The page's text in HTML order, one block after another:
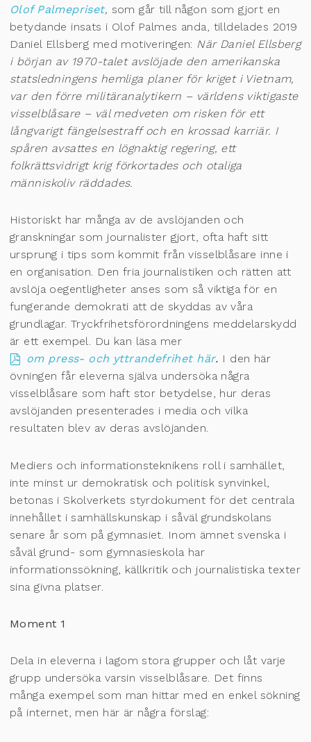
Olof Palmepriset, som går till någon som gjort en
betydande insats i Olof Palmes anda, tilldelades 2019
Daniel Ellsberg med motiveringen: När Daniel Ellsberg
i början av 1970-talet avslöjade den amerikanska
statsledningens hemliga planer för kriget i Vietnam,
var den förre militäranalytikern – världens viktigaste
visselblåsare – väl medveten om risken för ett
långvarigt fängelsestraff och en krossad karriär. I
spåren avsattes en lögnaktig regering, ett
folkrättsvidrigt krig förkortades och otaliga
människoliv räddades.
Historiskt har många av de avslöjanden och
granskningar som journalister gjort, ofta haft sitt
ursprung i tips som kommit från visselblåsare inne i
en organisation. Den fria journalistiken och rätten att
avslöja oegentligheter anses som så viktiga för en
fungerande demokrati att de skyddas av våra
grundlagar. Tryckfrihetsförordningens meddelarskydd
är ett exempel. Du kan läsa mer
om press- och yttrandefrihet här. I den här
övningen får eleverna själva undersöka några
visselblåsare som haft stor betydelse, hur deras
avslöjanden presenterades i media och vilka
resultaten blev av deras avslöjanden.
Mediers och informationsteknikens roll i samhället,
inte minst ur demokratisk och politisk synvinkel,
betonas i Skolverkets styrdokument för det centrala
innehållet i samhällskunskap i såväl grundskolans
senare år som på gymnasiet. Inom ämnet svenska i
såväl grund- som gymnasieskola har
informationssökning, källkritik och journalistiska texter
sina givna platser.
Moment 1
Dela in eleverna i lagom stora grupper och låt varje
grupp undersöka varsin visselblåsare. Det finns
många exempel som man hittar med en enkel sökning
på internet, men här är några förslag: